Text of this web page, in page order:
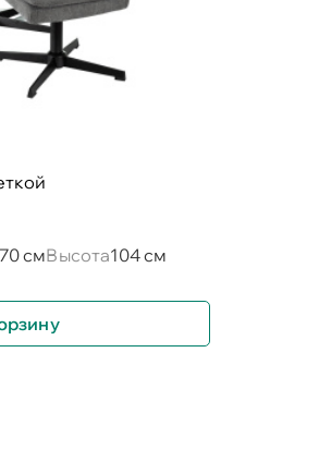
70 смВысота104 см